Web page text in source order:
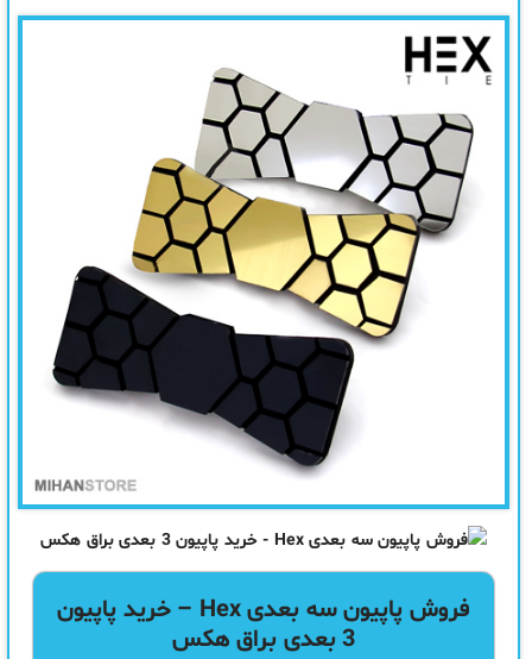
فروش پاپیون سه بعدی Hex – خرید پاپیون
3 بعدی براق هکس